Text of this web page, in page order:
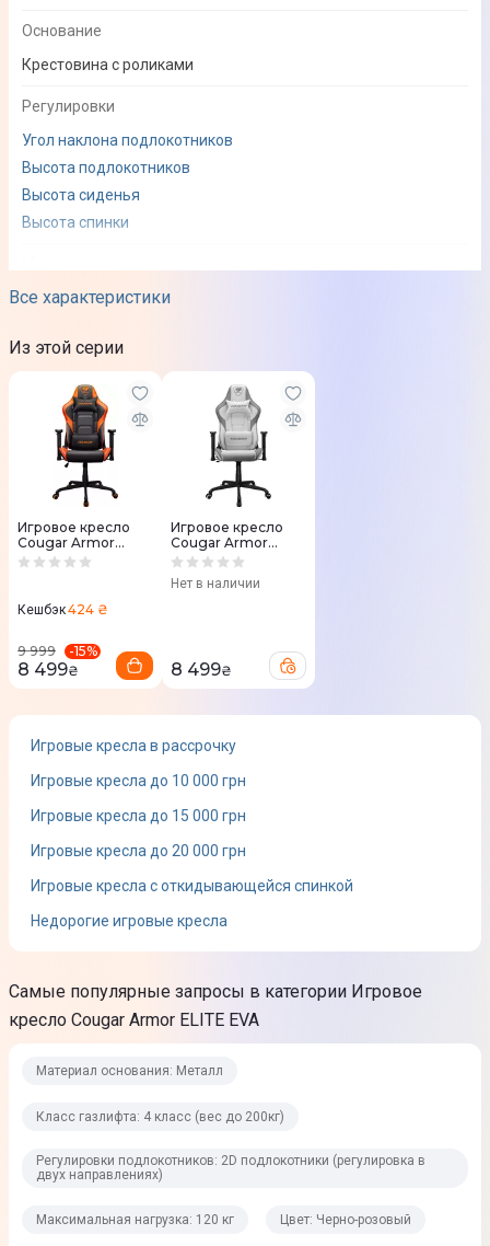
Все характеристики
Основание
Крестовина с роликами
Регулировки
Угол наклона подлокотников
Высота подлокотников
Высота сиденья
Высота спинки
Газлифт
Класс газлифта
4 класс (вес до 200кг)
Регулировки подлокотников
2D подлокотники (регулировка в двух направлениях)
Максимальная нагрузка
120 кг
Цвет
Черно-розовый
Дополнительные характеристики
Высота сиденья в верхнем положении
430 мм
Высота сиденья в нижнем положении
360 мм
Высота спинки в верхнем положении
1330 мм
Угол наклона спинки
Предельный угол 160°
515 мм
Подлокотники
Из этой серии
Игровое кресло
Cougar Armor
ELITE
Кешбэк424 ₴
9 999 -15%
8 499₴
Игровое кресло
Cougar Armor
ELITE (White)
Нет в наличии
8 499₴
Игровые кресла в рассрочку
Игровые кресла до 10 000 грн
Игровые кресла до 15 000 грн
Игровые кресла до 20 000 грн
Игровые кресла с откидывающейся спинкой
Недорогие игровые кресла
Самые популярные запросы в категории Игровое
кресло Cougar Armor ELITE EVA
Материал основания: Металл
Класс газлифта: 4 класс (вес до 200кг)
Регулировки подлокотников: 2D подлокотники (регулировка в
двух направлениях)
Максимальная нагрузка: 120 кг Цвет: Черно-розовый